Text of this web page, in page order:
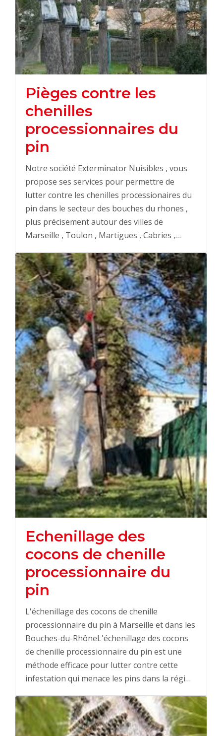
Pièges contre les
chenilles
processionnaires du
pin
Notre société Exterminator Nuisibles , vous
propose ses services pour permettre de
lutter contre les chenilles processionaires du
pin dans le secteur des bouches du rhones ,
plus précisement autour des villes de
Marseille , Toulon , Martigues , Cabries ,…
Echenillage des
cocons de chenille
processionnaire du
pin
L'échenillage des cocons de chenille
processionnaire du pin à Marseille et dans les
Bouches-du-RhôneL'échenillage des cocons
de chenille processionnaire du pin est une
méthode efficace pour lutter contre cette
infestation qui menace les pins dans la régi…